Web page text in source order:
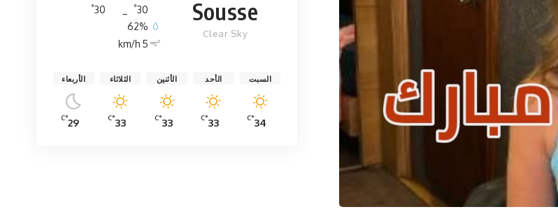
Sousse
Clear Sky
30
°
30
°
62%
5 km/h
السبت
34
°C
الأحد
33
°C
الأثنين
33
°C
الثلاثاء
33
°C
الأربعاء
29
°C